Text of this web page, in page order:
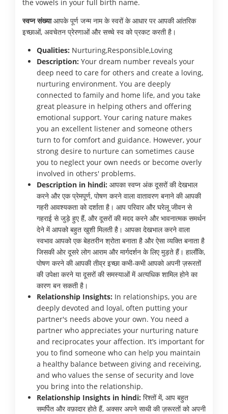
the vowels in your full birth name.
स्वप्न संख्याआपके पूर्ण जन्म नाम के स्वरों के आधार पर आपकी आंतरिक
इच्छाओं, अवचेतन प्रेरणाओं और सच्चे स्व को प्रकट करती है।
Qualities: Nurturing,Responsible,Loving
Description: Your dream number reveals your
deep need to care for others and create a loving,
nurturing environment. You are deeply
connected to family and home life, and you take
great pleasure in helping others and offering
emotional support. Your caring nature makes
you an excellent listener and someone others
turn to for comfort and guidance. However, your
strong desire to nurture can sometimes cause
you to neglect your own needs or become overly
involved in others' problems.
Description in hindi: आपका स्वप्न अंक दूसरों की देखभाल
करने और एक प्रेमपूर्ण, पोषण करने वाला वातावरण बनाने की आपकी
गहरी आवश्यकता को दर्शाता है। आप परिवार और घरेलू जीवन से
गहराई से जुड़े हुए हैं, और दूसरों की मदद करने और भावनात्मक समर्थन
देने में आपको बहुत खुशी मिलती है। आपका देखभाल करने वाला
स्वभाव आपको एक बेहतरीन श्रोता बनाता है और ऐसा व्यक्ति बनाता है
जिसकी ओर दूसरे लोग आराम और मार्गदर्शन के लिए मुड़ते हैं। हालाँकि,
पोषण करने की आपकी तीव्र इच्छा कभी-कभी आपको अपनी ज़रूरतों
की उपेक्षा करने या दूसरों की समस्याओं में अत्यधिक शामिल होने का
कारण बन सकती है।
Relationship Insights: In relationships, you are
deeply devoted and loyal, often putting your
partner's needs above your own. You need a
partner who appreciates your nurturing nature
and reciprocates your affection. It’s important for
you to find someone who can help you maintain
a healthy balance between giving and receiving,
and who values the sense of security and love
you bring into the relationship.
Relationship Insights in hindi: रिश्तों में, आप बहुत
समर्पित और वफ़ादार होते हैं, अक्सर अपने साथी की ज़रूरतों को अपनी